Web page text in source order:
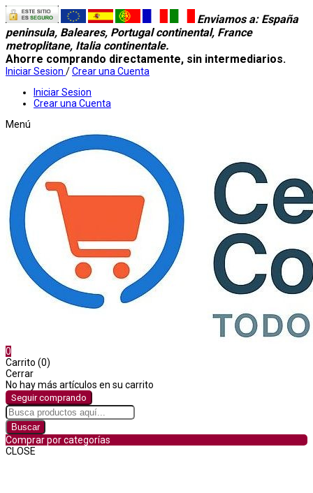
Enviamos a: España
peninsula, Baleares, Portugal continental, France
metroplitane, Italia continentale.
Ahorre comprando directamente, sin intermediarios.
Iniciar Sesion /Crear una Cuenta
Iniciar Sesion
Crear una Cuenta
Menú
0
Carrito (0)
Cerrar
No hay más artículos en su carrito
Seguir comprando
Buscar
Comprar por categorías
CLOSE